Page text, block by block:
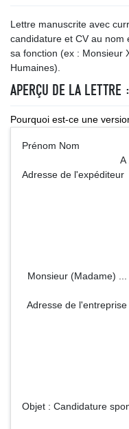
Lettre manuscrite avec
candidature et CV au nom
sa fonction (ex : Monsieur
Humaines).
APERÇU DE LA LETTRE :
Pourquoi est-ce une
A ..., le
Adresse de l'expéditeur
Monsieur (Madame) ...
Adresse de l'entreprise
Objet : Candidature